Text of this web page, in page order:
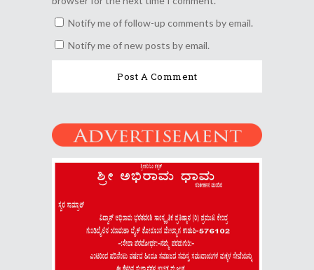
Notify me of follow-up comments by email.
Notify me of new posts by email.